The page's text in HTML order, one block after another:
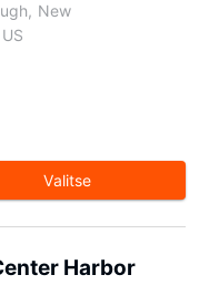
New
Valitse
Harbor